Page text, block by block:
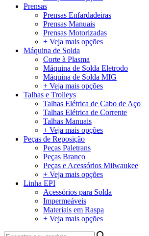
Prensas
Prensas Enfardadeiras
Prensas Manuais
Prensas Motorizadas
+ Veja mais opções
Máquina de Solda
Corte à Plasma
Máquina de Solda Eletrodo
Máquina de Solda MIG
+ Veja mais opções
Talhas e Trolleys
Talhas Elétrica de Cabo de Aço
Talhas Elétrica de Corrente
Talhas Manuais
+ Veja mais opções
Peças de Reposição
Peças Paletrans
Peças Branco
Peças e Acessórios Milwaukee
+ Veja mais opções
Linha EPI
Acessórios para Solda
Impermeáveis
Materiais em Raspa
+ Veja mais opções